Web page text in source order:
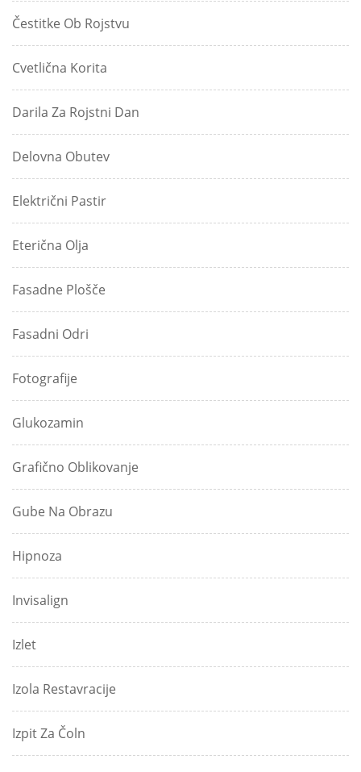
Čestitke Ob Rojstvu
Cvetlična Korita
Darila Za Rojstni Dan
Delovna Obutev
Električni Pastir
Eterična Olja
Fasadne Plošče
Fasadni Odri
Fotografije
Glukozamin
Grafično Oblikovanje
Gube Na Obrazu
Hipnoza
Invisalign
Izlet
Izola Restavracije
Izpit Za Čoln